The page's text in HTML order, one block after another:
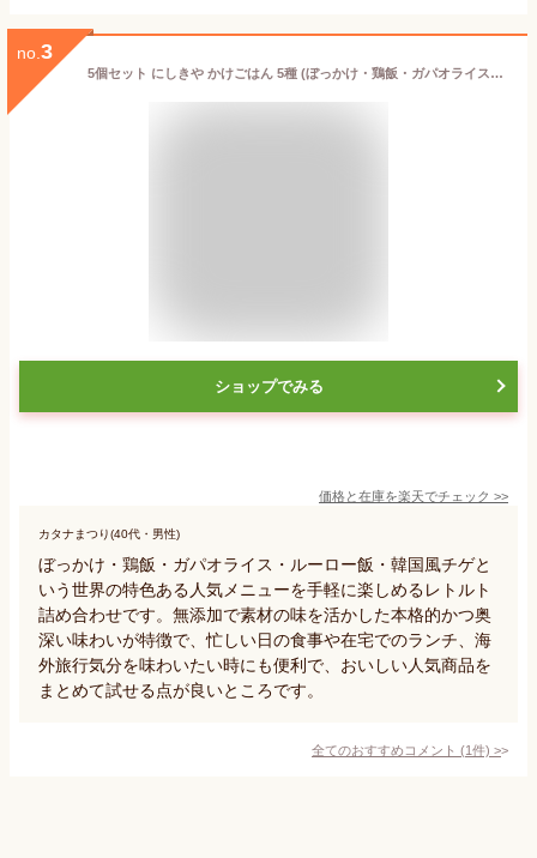
no. 3
5個セット にしきや かけごはん 5種 (ぼっかけ・鶏飯・ガパオライス・ルーロー飯・韓国風チゲ) レトルト 詰め合わせ おいしい 人気 レトルト惣菜 無添加 NISHIKIYA にしき食品
ショップでみる
価格と在庫を楽天でチェック >>
カタナまつり(40代・男性)
ぼっかけ・鶏飯・ガパオライス・ルーロー飯・韓国風チゲと
いう世界の特色ある人気メニューを手軽に楽しめるレトルト
詰め合わせです。無添加で素材の味を活かした本格的かつ奥
深い味わいが特徴で、忙しい日の食事や在宅でのランチ、海
外旅行気分を味わいたい時にも便利で、おいしい人気商品を
まとめて試せる点が良いところです。
全てのおすすめコメント (1件) >